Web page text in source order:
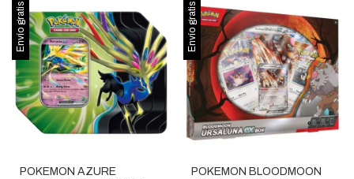
Envío gratis
POKEMON AZURE
Envío gratis
POKEMON BLOODMOON